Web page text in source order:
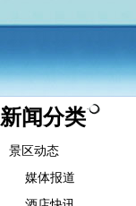
新闻分类
景区动态
媒体报道